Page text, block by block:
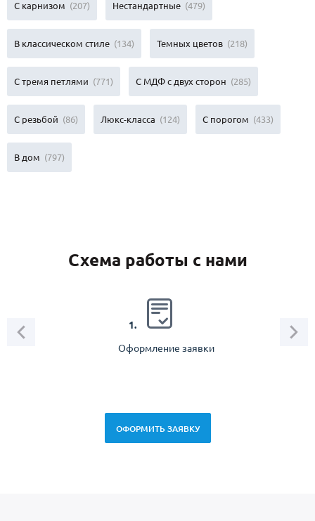
С карнизом (207) Нестандартные (479)
В классическом стиле (134) Темных цветов (218)
С тремя петлями (771) С МДФ с двух сторон (285)
С резьбой (86) Люкс-класса (124) С порогом (433)
В дом (797)
Схема работы с нами
1.
Оформление заявки
ОФОРМИТЬ ЗАЯВКУ